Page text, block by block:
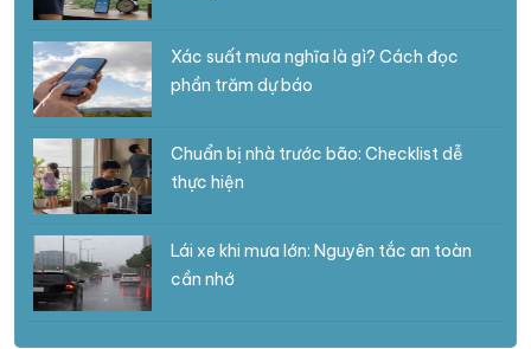
Xác suất mưa nghĩa là gì? Cách đọc
phần trăm dự báo
Chuẩn bị nhà trước bão: Checklist dễ
thực hiện
Lái xe khi mưa lớn: Nguyên tắc an toàn
cần nhớ